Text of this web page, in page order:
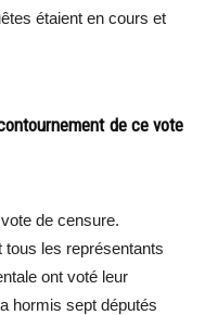
étaient en cours et
de ce vote
de censure.
tous les représentants
ont voté leur
hormis sept députés